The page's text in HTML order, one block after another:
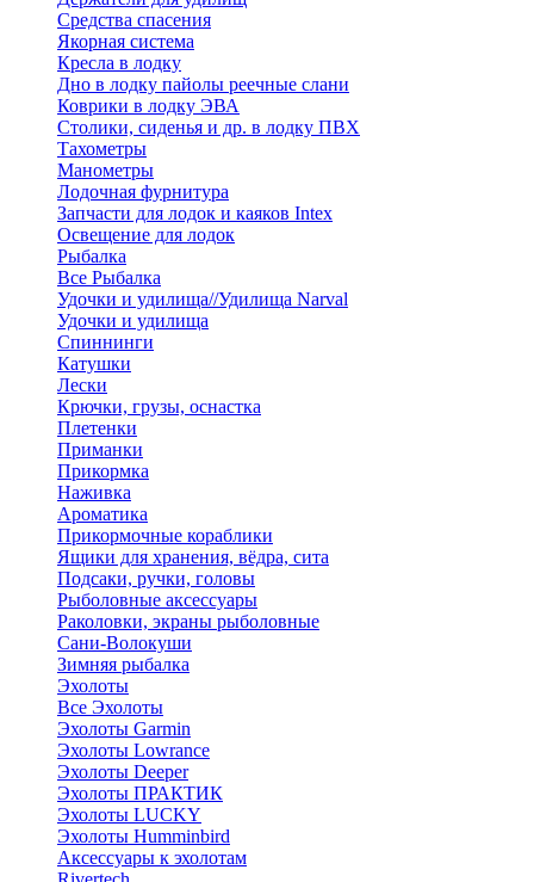
Средства спасения
Якорная система
Кресла в лодку
Дно в лодку пайолы реечные слани
Коврики в лодку ЭВА
Столики, сиденья и др. в лодку ПВХ
Тахометры
Манометры
Лодочная фурнитура
Запчасти для лодок и каяков Intex
Освещение для лодок
Рыбалка
Все Рыбалка
Удочки и удилища//Удилища Narval
Удочки и удилища
Спиннинги
Катушки
Лески
Крючки, грузы, оснастка
Плетенки
Приманки
Прикормка
Наживка
Ароматика
Прикормочные кораблики
Ящики для хранения, вёдра, сита
Подсаки, ручки, головы
Рыболовные аксессуары
Раколовки, экраны рыболовные
Сани-Волокуши
Зимняя рыбалка
Эхолоты
Все Эхолоты
Эхолоты Garmin
Эхолоты Lowrance
Эхолоты Deeper
Эхолоты ПРАКТИК
Эхолоты LUCKY
Эхолоты Humminbird
Аксессуары к эхолотам